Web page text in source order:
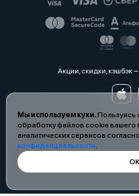
Мы используем куки.Пользуясь
обработку файлов cookie вашего
аналитических сервисов
конфиденциальности.
Акции, скидки, кэшбэк